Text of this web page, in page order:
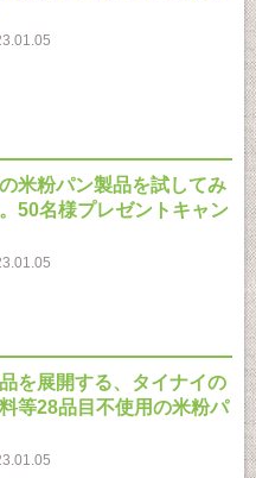
米粉パン製品を試してみ
50名様プレゼントキャン
を展開する、タイナイの
等28品目不使用の米粉パ